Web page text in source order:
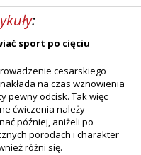
:
sport po cięciu
cesarskiego
na czas wznowienia
pewny odcisk. Tak więc
ćwiczenia należy
później, aniżeli po
porodach i charakter
różni się.